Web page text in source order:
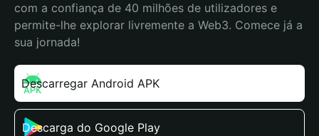
com a confiança de 40 milhões de utilizadores e
permite-lhe explorar livremente a Web3. Comece já a
sua jornada!
Descarregar Android APK
Descarga do Google Play